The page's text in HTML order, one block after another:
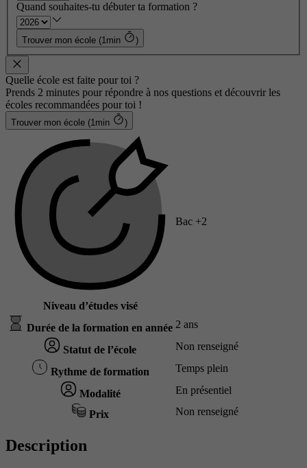
Quand souhaites-tu débuter ta formation ?
Trouver mon école (1min )
Quelle école est faite pour toi ?
Prends 2 minutes pour répondre à nos questions et découvrir les
écoles recommandées pour toi !
Trouver mon école (1min )
Niveau d’études visé
Bac +2
Durée de la formation en année 2 ans
Statut de l’école Non renseigné
Rythme de formation Temps plein
Modalité En présentiel
Prix Non renseigné
Description